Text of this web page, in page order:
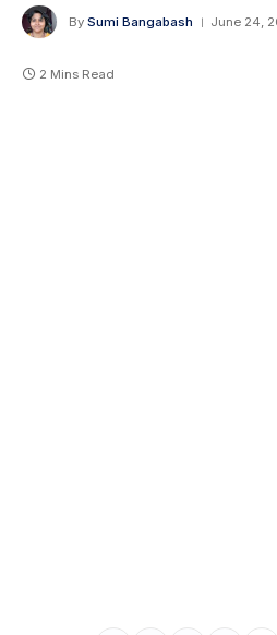
By Sumi Bangabash June 24,
2 Mins Read